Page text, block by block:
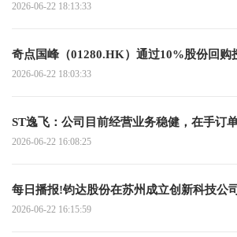
排的联合提示性公告
2026-06-22 18:13:33
奇点国峰（01280.HK）通过10%股份回购
2026-06-22 18:03:33
ST逸飞：公司目前经营业务稳健，在手订
2026-06-22 16:08:25
每日播报!钧达股份在苏州成立创新科技公
2026-06-22 16:15:59